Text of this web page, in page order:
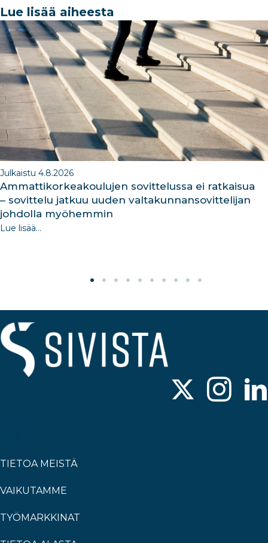
e
b
o
o
k
e
dI
n
e
ra
m
dI
n
Lue lisää aiheesta
Julkaistu 4.8.2026
Ammattikorkeakoulujen sovittelussa ei ratkaisua
– sovittelu jatkuu uuden valtakunnansovittelijan
johdolla myöhemmin
Lue lisää...
TIETOA MEISTÄ
VAIKUTAMME
TYÖMARKKINAT